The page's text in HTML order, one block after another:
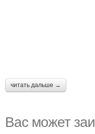
читать дальше →
Вас может